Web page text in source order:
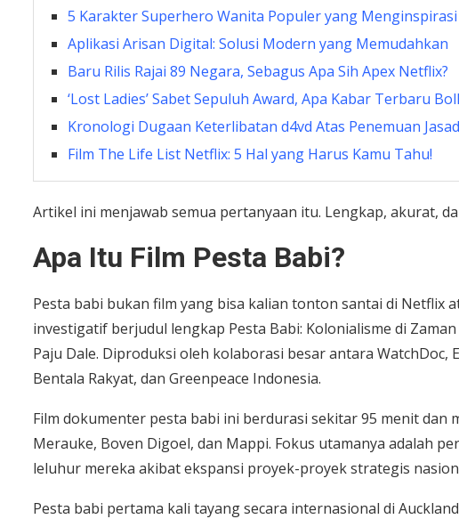
5 Karakter Superhero Wanita Populer yang Menginspirasi
Aplikasi Arisan Digital: Solusi Modern yang Memudahkan
Baru Rilis Rajai 89 Negara, Sebagus Apa Sih Apex Netflix?
‘Lost Ladies’ Sabet Sepuluh Award, Apa Kabar Terbaru
Kronologi Dugaan Keterlibatan d4vd Atas Penemuan
Film The Life List Netflix: 5 Hal yang Harus Kamu Tahu!
Artikel ini menjawab semua pertanyaan itu. Lengkap, akurat,
Apa Itu Film Pesta Babi?
Pesta babi bukan film yang bisa kalian tonton santai di Netflix
investigatif berjudul lengkap Pesta Babi: Kolonialisme di
Paju Dale. Diproduksi oleh kolaborasi besar antara WatchDoc,
Bentala Rakyat, dan Greenpeace Indonesia.
Film dokumenter pesta babi ini berdurasi sekitar 95 menit dan
Merauke, Boven Digoel, dan Mappi. Fokus utamanya adalah
leluhur mereka akibat ekspansi proyek-proyek strategis
Pesta babi pertama kali tayang secara internasional di